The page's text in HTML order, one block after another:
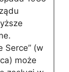
Serce” (w
może